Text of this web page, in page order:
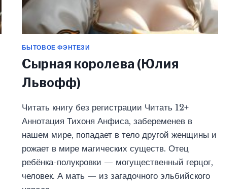
БЫТОВОЕ ФЭНТЕЗИ
Сырная королева (Юлия
Львофф)
Читать книгу без регистрации Читать 12+
Аннотация Тихоня Анфиса, забеременев в
нашем мире, попадает в тело другой женщины и
рожает в мире магических существ. Отец
ребёнка-полукровки — могущественный герцог,
человек. А мать — из загадочного эльбийского